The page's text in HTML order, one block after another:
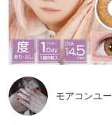
モアコンユ